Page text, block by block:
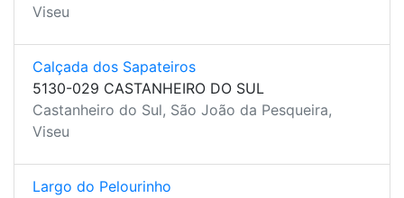
Viseu
Calçada dos Sapateiros
5130-029 CASTANHEIRO DO SUL
Castanheiro do Sul, São João da Pesqueira,
Viseu
Largo do Pelourinho